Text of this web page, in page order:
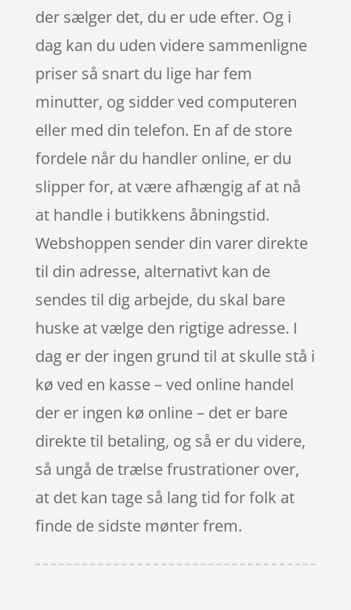
der sælger det, du er ude efter. Og i
dag kan du uden videre sammenligne
priser så snart du lige har fem
minutter, og sidder ved computeren
eller med din telefon. En af de store
fordele når du handler online, er du
slipper for, at være afhængig af at nå
at handle i butikkens åbningstid.
Webshoppen sender din varer direkte
til din adresse, alternativt kan de
sendes til dig arbejde, du skal bare
huske at vælge den rigtige adresse. I
dag er der ingen grund til at skulle stå i
kø ved en kasse – ved online handel
der er ingen kø online – det er bare
direkte til betaling, og så er du videre,
så ungå de trælse frustrationer over,
at det kan tage så lang tid for folk at
finde de sidste mønter frem.